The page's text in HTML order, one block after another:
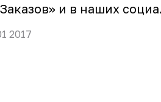
и в наших
2017